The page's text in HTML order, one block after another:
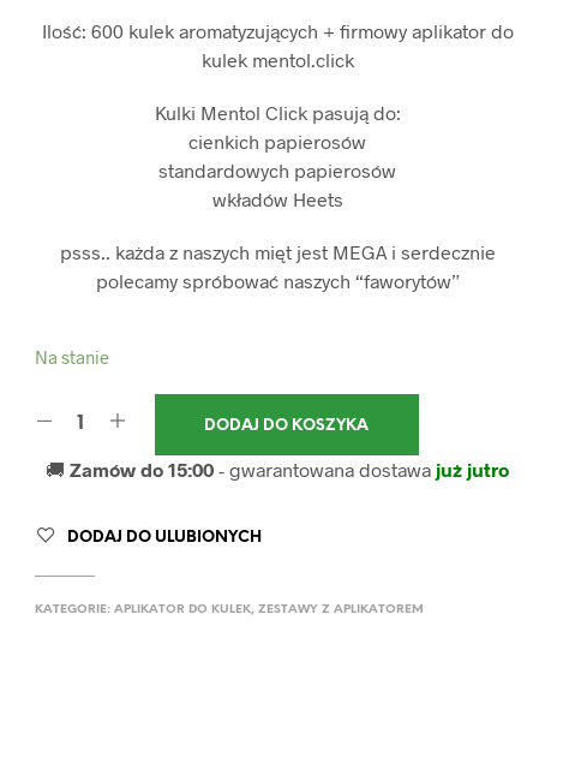
Ilość: 600 kulek aromatyzujących + firmowy aplikator do
kulek mentol.click
Kulki Mentol Click pasują do:
cienkich papierosów
standardowych papierosów
wkładów Heets
psss.. każda z naszych mięt jest MEGA i serdecznie
polecamy spróbować naszych “faworytów”
Na stanie
DODAJ DO KOSZYKA
🚚Zamów do 15:00 - gwarantowana dostawa już jutro
DODAJ DO ULUBIONYCH
KATEGORIE: APLIKATOR DO KULEK, ZESTAWY Z APLIKATOREM